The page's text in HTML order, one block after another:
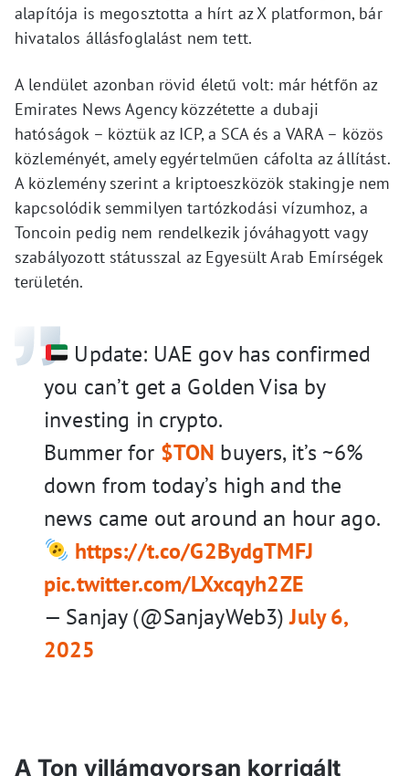
alapítója is megosztotta a hírt az X platformon, bár
hivatalos állásfoglalást nem tett.
A lendület azonban rövid életű volt: már hétfőn az
Emirates News Agency közzétette a dubaji
hatóságok – köztük az ICP, a SCA és a VARA – közös
közleményét, amely egyértelműen cáfolta az állítást.
A közlemény szerint a kriptoeszközök stakingje nem
kapcsolódik semmilyen tartózkodási vízumhoz, a
Toncoin pedig nem rendelkezik jóváhagyott vagy
szabályozott státusszal az Egyesült Arab Emírségek
területén.
Update: UAE gov has confirmed
you can’t get a Golden Visa by
investing in crypto.
Bummer for $TON buyers, it’s ~6%
down from today’s high and the
news came out around an hour ago.
https://t.co/G2BydgTMFJ
pic.twitter.com/LXxcqyh2ZE
— Sanjay (@SanjayWeb3)July 6,
2025
A Ton villámgyorsan korrigált